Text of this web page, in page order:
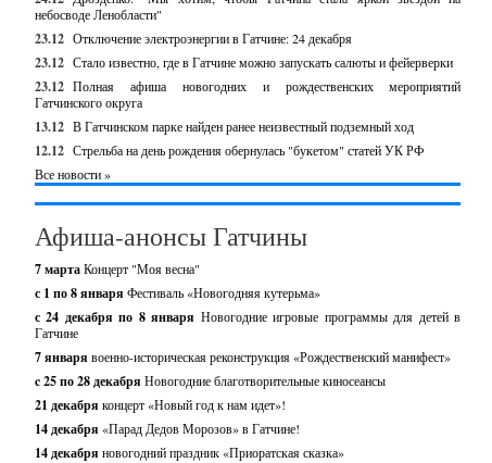
небосводе Ленобласти"
23.12 Отключение электроэнергии в Гатчине: 24 декабря
23.12 Стало известно, где в Гатчине можно запускать салюты и фейерверки
23.12 Полная афиша новогодних и рождественских мероприятий
Гатчинского округа
13.12 В Гатчинском парке найден ранее неизвестный подземный ход
12.12 Стрельба на день рождения обернулась "букетом" статей УК РФ
Все новости »
Афиша-анонсы Гатчины
7 мартаКонцерт "Моя весна"
с 1 по 8 января Фестиваль «Новогодняя кутерьма»
с 24 декабря по 8 января Новогодние игровые программы для детей в
Гатчине
7 января военно-историческая реконструкция «Рождественский манифест»
c 25 по 28 декабря Новогодние благотворительные киносеансы
21 декабря концерт «Новый год к нам идет»!
14 декабря «Парад Дедов Морозов» в Гатчине!
14 декабря новогодний праздник «Приоратская сказка»